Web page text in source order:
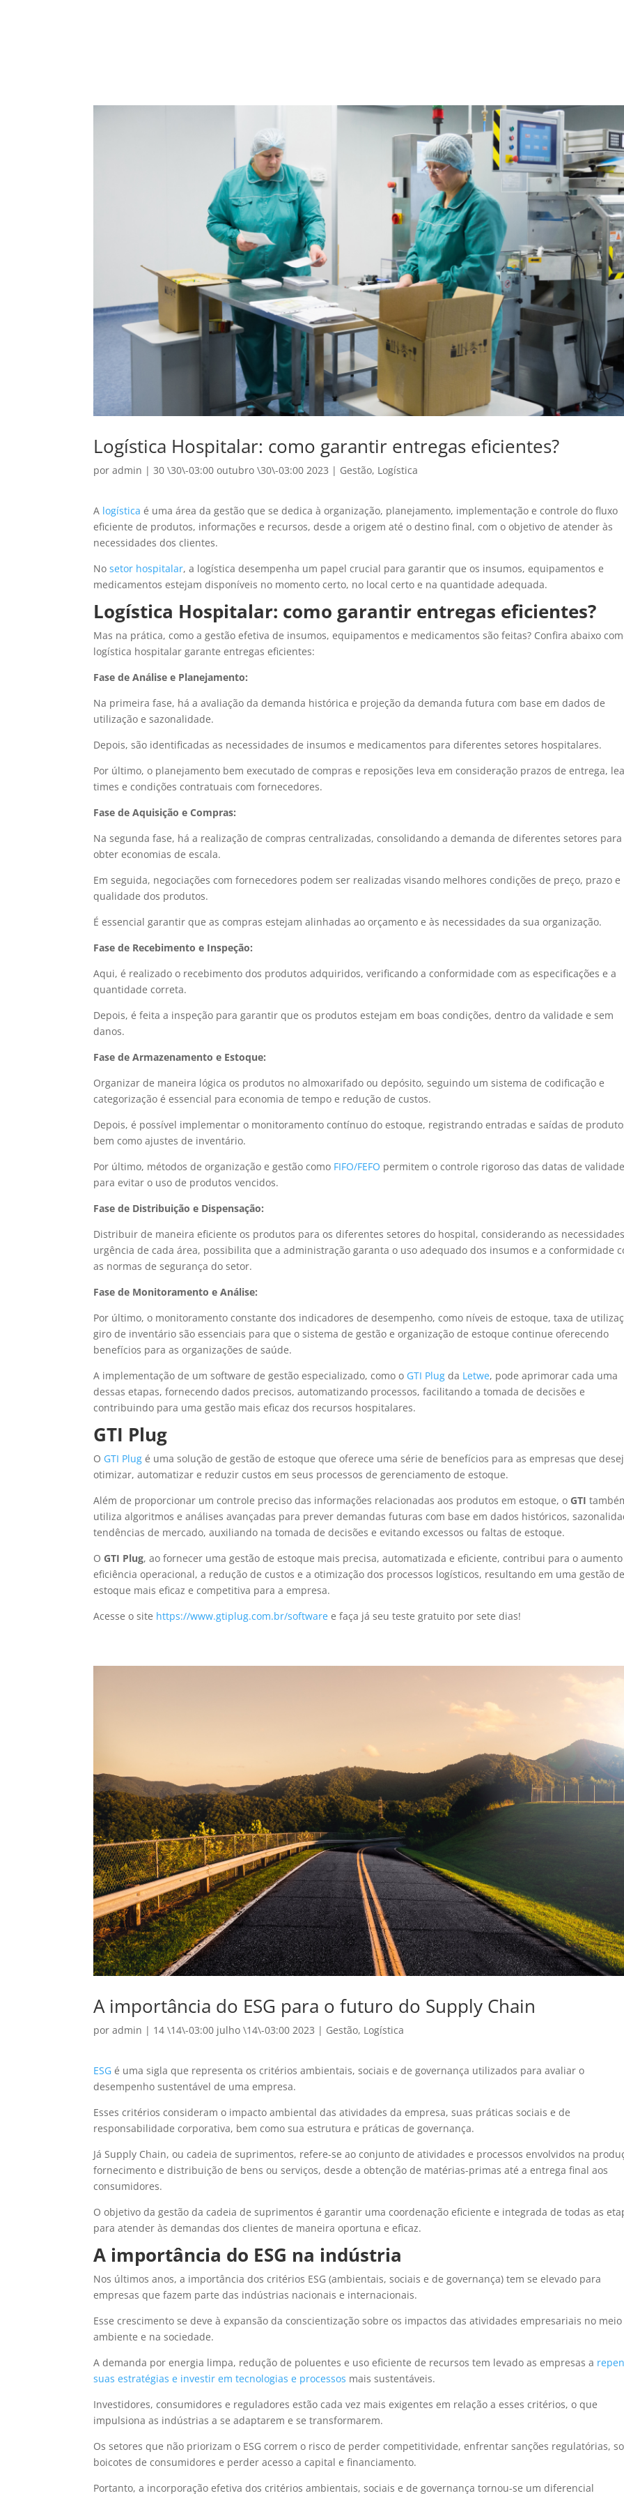
Logística Hospitalar: como garantir entregas eficientes?
poradmin |30 \30\-03:00 outubro \30\-03:00 2023 | Gestão, Logística
A logística é uma área da gestão que se dedica à organização, planejamento, implementação e controle do fluxo
eficiente de produtos, informações e recursos, desde a origem até o destino final, com o objetivo de atender às
necessidades dos clientes.
Nosetor hospitalar, a logística desempenha um papel crucial para garantir que os insumos, equipamentos e
medicamentos estejam disponíveis no momento certo, no local certo e na quantidade adequada.
Logística Hospitalar: como garantir entregas eficientes?
Mas na prática, como a gestão efetiva de insumos, equipamentos e medicamentos são feitas? Confira abaixo
logística hospitalar garante entregas eficientes:
Fase de Análise e Planejamento:
Na primeira fase, há a avaliação da demanda histórica e projeção da demanda futura com base em dados de
utilização e sazonalidade.
Depois, são identificadas as necessidades de insumos e medicamentos para diferentes setores hospitalares.
Por último, o planejamento bem executado de compras e reposições leva em consideração prazos de entrega,
times e condições contratuais com fornecedores.
Fase de Aquisição e Compras:
Na segunda fase, há a realização de compras centralizadas, consolidando a demanda de diferentes setores para
obter economias de escala.
Em seguida, negociações com fornecedores podem ser realizadas visando melhores condições de preço, prazo e
qualidade dos produtos.
É essencial garantir que as compras estejam alinhadas ao orçamento e às necessidades da sua organização.
Fase de Recebimento e Inspeção:
Aqui, é realizado o recebimento dos produtos adquiridos, verificando a conformidade com as especificações e a
quantidade correta.
Depois, é feita a inspeção para garantir que os produtos estejam em boas condições, dentro da validade e sem
danos.
Fase de Armazenamento e Estoque:
Organizar de maneira lógica os produtos no almoxarifado ou depósito, seguindo um sistema de codificação e
categorização é essencial para economia de tempo e redução de custos.
Depois, é possível implementar o monitoramento contínuo do estoque, registrando entradas e saídas de
bem como ajustes de inventário.
Por último, métodos de organização e gestão como FIFO/FEFO permitem o controle rigoroso das datas de
para evitar o uso de produtos vencidos.
Fase de Distribuição e Dispensação:
Distribuir de maneira eficiente os produtos para os diferentes setores do hospital, considerando as
urgência de cada área, possibilita que a administração garanta o uso adequado dos insumos e a conformidade
as normas de segurança do setor.
Fase de Monitoramento e Análise:
Por último, o monitoramento constante dos indicadores de desempenho, como níveis de estoque, taxa de
giro de inventário são essenciais para que o sistema de gestão e organização de estoque continue oferecendo
benefícios para as organizações de saúde.
A implementação de um software de gestão especializado, como o GTI Plug da Letwe, pode aprimorar cada uma
dessas etapas, fornecendo dados precisos, automatizando processos, facilitando a tomada de decisões e
contribuindo para uma gestão mais eficaz dos recursos hospitalares.
GTI Plug
O GTI Plug é uma solução de gestão de estoque que oferece uma série de benefícios para as empresas que
otimizar, automatizar e reduzir custos em seus processos de gerenciamento de estoque.
Além de proporcionar um controle preciso das informações relacionadas aos produtos em estoque, o GTI
utiliza algoritmos e análises avançadas para prever demandas futuras com base em dados históricos,
tendências de mercado, auxiliando na tomada de decisões e evitando excessos ou faltas de estoque.
O GTI Plug, ao fornecer uma gestão de estoque mais precisa, automatizada e eficiente, contribui para o
eficiência operacional, a redução de custos e a otimização dos processos logísticos, resultando em uma gestão
estoque mais eficaz e competitiva para a empresa.
Acesse o site https://www.gtiplug.com.br/software e faça já seu teste gratuito por sete dias!
A importância do ESG para o futuro do Supply Chain
poradmin | 14 \14\-03:00 julho \14\-03:00 2023 | Gestão, Logística
ESG é uma sigla que representa os critérios ambientais, sociais e de governança utilizados para avaliar o
desempenho sustentável de uma empresa.
Esses critérios consideram o impacto ambiental das atividades da empresa, suas práticas sociais e de
responsabilidade corporativa, bem como sua estrutura e práticas de governança.
Já Supply Chain, ou cadeia de suprimentos, refere-se ao conjunto de atividades e processos envolvidos na
fornecimento e distribuição de bens ou serviços, desde a obtenção de matérias-primas até a entrega final aos
consumidores.
O objetivo da gestão da cadeia de suprimentos é garantir uma coordenação eficiente e integrada de todas as
para atender às demandas dos clientes de maneira oportuna e eficaz.
A importância do ESG na indústria
Nos últimos anos, a importância dos critérios ESG (ambientais, sociais e de governança) tem se elevado para
empresas que fazem parte das indústrias nacionais e internacionais.
Esse crescimento se deve à expansão da conscientização sobre os impactos das atividades empresariais no meio
ambiente e na sociedade.
A demanda por energia limpa, redução de poluentes e uso eficiente de recursos tem levado as empresas a
suas estratégias e investir em tecnologias e processos mais sustentáveis.
Investidores, consumidores e reguladores estão cada vez mais exigentes em relação a esses critérios, o que
impulsiona as indústrias a se adaptarem e se transformarem.
Os setores que não priorizam o ESG correm o risco de perder competitividade, enfrentar sanções regulatórias,
boicotes de consumidores e perder acesso a capital e financiamento.
Portanto, a incorporação efetiva dos critérios ambientais, sociais e de governança tornou-se um diferencial